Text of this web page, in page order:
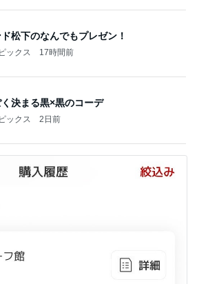
松下のなんでもプレゼン！
ックス 17時間前
決まる黒×黒のコーデ
ックス 2日前